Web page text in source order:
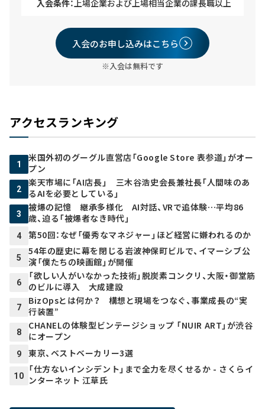
入会条件：上場企業および上場相当企業の課長職以上
入会のお申し込みはこちら
※入会は無料です
アクセスランキング
1
米国外初のグーグル直営店「Google Store 表参道」がオー
プン
2
楽天市場に「AI店長」 三木谷浩史会長兼社長「人間味のあ
るAIを必要としている」
3
被爆の記憶 継承多様化 AI対話、VRで追体験…平均86
歳、迫る「被爆者なき時代」
4 第50回：なぜ「優秀なマネジャー」ほど経営に嫌われるのか
5
54年の歴史に幕を閉じる岩波神保町ビルで、イマーシブ公
演「僕たちの映画館」が開催
6
「欲しい人がいなかった技術」脱炭素コンクリ、大阪・御堂筋
のビルに導入 大成建設
7
BizOpsとは何か？ 構想と現場をつなぐ、事業成長の“実
行装置”
8
CHANELの体験型ビンテージショップ 「NUIR ART」が渋谷
にオープン
9 東京、ベストベーカリー3選
10
「仕方ないインシデント」まで全力を尽くせるか - さくらイ
ンターネット 江草氏